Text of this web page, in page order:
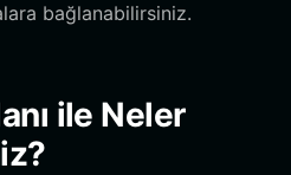
bağlanabilirsiniz.
ile Neler